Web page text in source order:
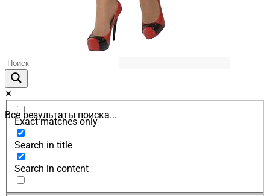
Все результаты поиска...
Exact matches only
Search in title
Search in content